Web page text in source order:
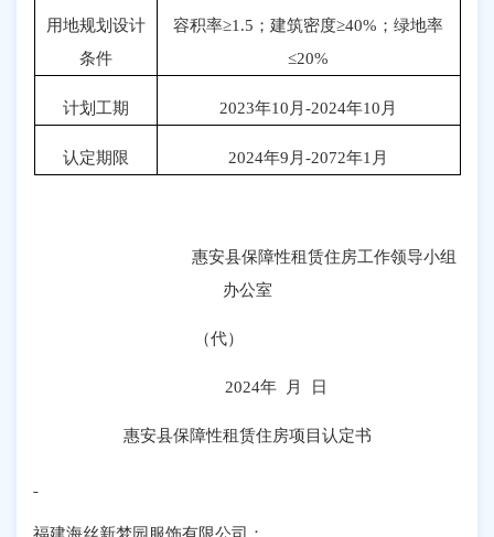
用地规划设计
条件
容积率≥1.5 ；建筑密度≥40% ；绿地率
≤20%
计划工期 2023年10 月-2024年10 月
认定期限 2024年9 月-2072年1 月
惠安县保障性租赁住房工作领导小组
办公室
（代）
2024年 月 日
惠安县保障性租赁住房项目认定书
福建海丝新梦园服饰有限公司 ：